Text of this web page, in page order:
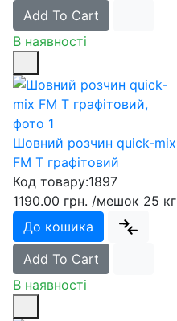
Add To Cart
В наявності
Шовний розчин quick-mix
FM T графітовий
Код товару:1897
1190.00 грн. /мешок 25 кг
До кошика
Add To Cart
В наявності